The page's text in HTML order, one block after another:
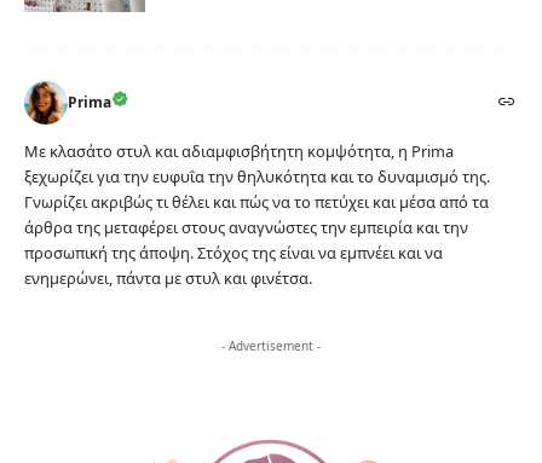
Prima
Με κλασάτο στυλ και αδιαμφισβήτητη κομψότητα, η Prima
ξεχωρίζει για την ευφυΐα την θηλυκότητα και το δυναμισμό της.
Γνωρίζει ακριβώς τι θέλει και πώς να το πετύχει και μέσα από τα
άρθρα της μεταφέρει στους αναγνώστες την εμπειρία και την
προσωπική της άποψη. Στόχος της είναι να εμπνέει και να
ενημερώνει, πάντα με στυλ και φινέτσα.
- Advertisement -